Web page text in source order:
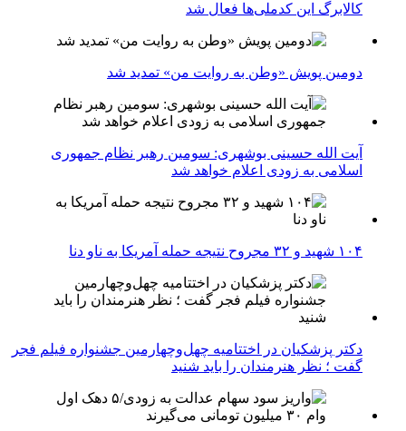
کالابرگ این کدملی‌ها فعال شد
دومین پویش «وطن به روایت من» تمدید شد
آیت الله حسینی بوشهری: سومین رهبر نظام جمهوری
اسلامی به زودی اعلام خواهد شد
۱۰۴ شهید و ۳۲ مجروح نتیجه حمله آمریکا به ناو دنا
دکتر پزشکیان در اختتامیه چهل‌وچهارمین جشنواره فیلم فجر
گفت ؛ نظر هنرمندان را باید شنید